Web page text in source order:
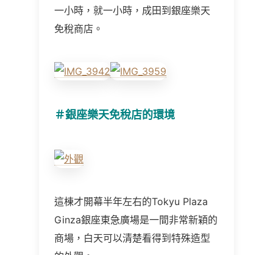
一小時，就一小時，成田到銀座樂天
免稅商店。
＃銀座樂天免稅店的環境
這棟才開幕半年左右的Tokyu Plaza
Ginza銀座東急廣場是一間非常新穎的
商場，白天可以清楚看得到特殊造型